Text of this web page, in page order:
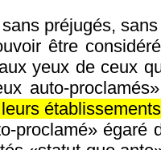
préjugés,
être
yeux de ceux
auto-
établissements
proclamé»